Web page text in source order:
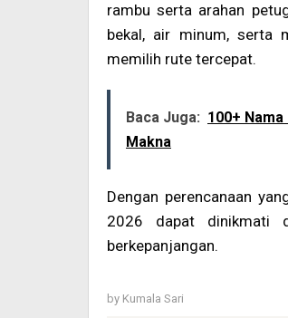
rambu serta arahan
bekal, air minum, serta
memilih rute tercepat.
Baca Juga: 100+
Makna
Dengan perencanaan
2026 dapat dinikmati
berkepanjangan.
by Kumala Sari